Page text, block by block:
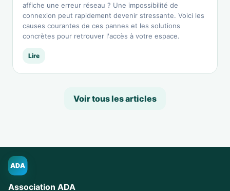
affiche une erreur réseau ? Une impossibilité de
connexion peut rapidement devenir stressante. Voici les
causes courantes de ces pannes et les solutions
concrètes pour retrouver l'accès à votre espace.
Lire
Voir tous les articles
ADA
Association ADA